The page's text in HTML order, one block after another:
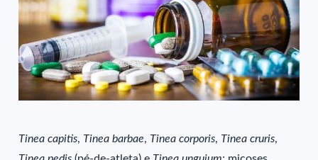
Tinea capitis, Tinea barbae, Tinea corporis, Tinea cruris,